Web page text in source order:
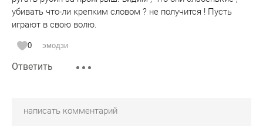
убивать что-ли крепким словом ? не получится ! Пусть
играют в свою волю.
0 эмодзи
Ответить